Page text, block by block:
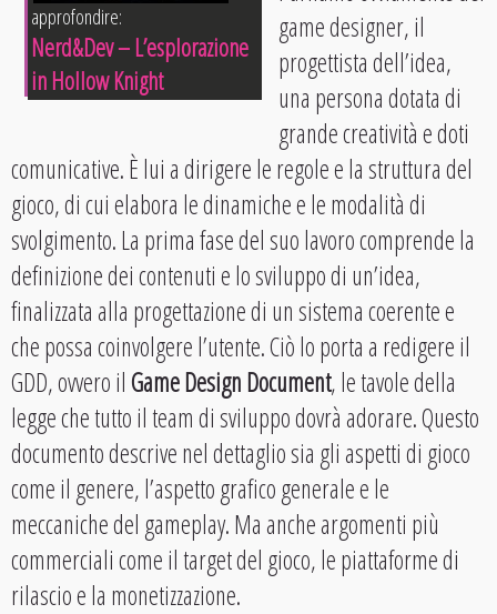
approfondire:
Nerd&Dev – L’esplorazione
in Hollow Knight
game designer, il
progettista dell’idea,
una persona dotata di
grande creatività e doti
comunicative. È lui a dirigere le regole e la struttura del
gioco, di cui elabora le dinamiche e le modalità di
svolgimento. La prima fase del suo lavoro comprende la
definizione dei contenuti e lo sviluppo di un’idea,
finalizzata alla progettazione di un sistema coerente e
che possa coinvolgere l’utente. Ciò lo porta a redigere il
GDD, ovvero ilGame Design Document, le tavole della
legge che tutto il team di sviluppo dovrà adorare. Questo
documento descrive nel dettaglio sia gli aspetti di gioco
come il genere, l’aspetto grafico generale e le
meccaniche del gameplay. Ma anche argomenti più
commerciali come il target del gioco, le piattaforme di
rilascio e la monetizzazione.